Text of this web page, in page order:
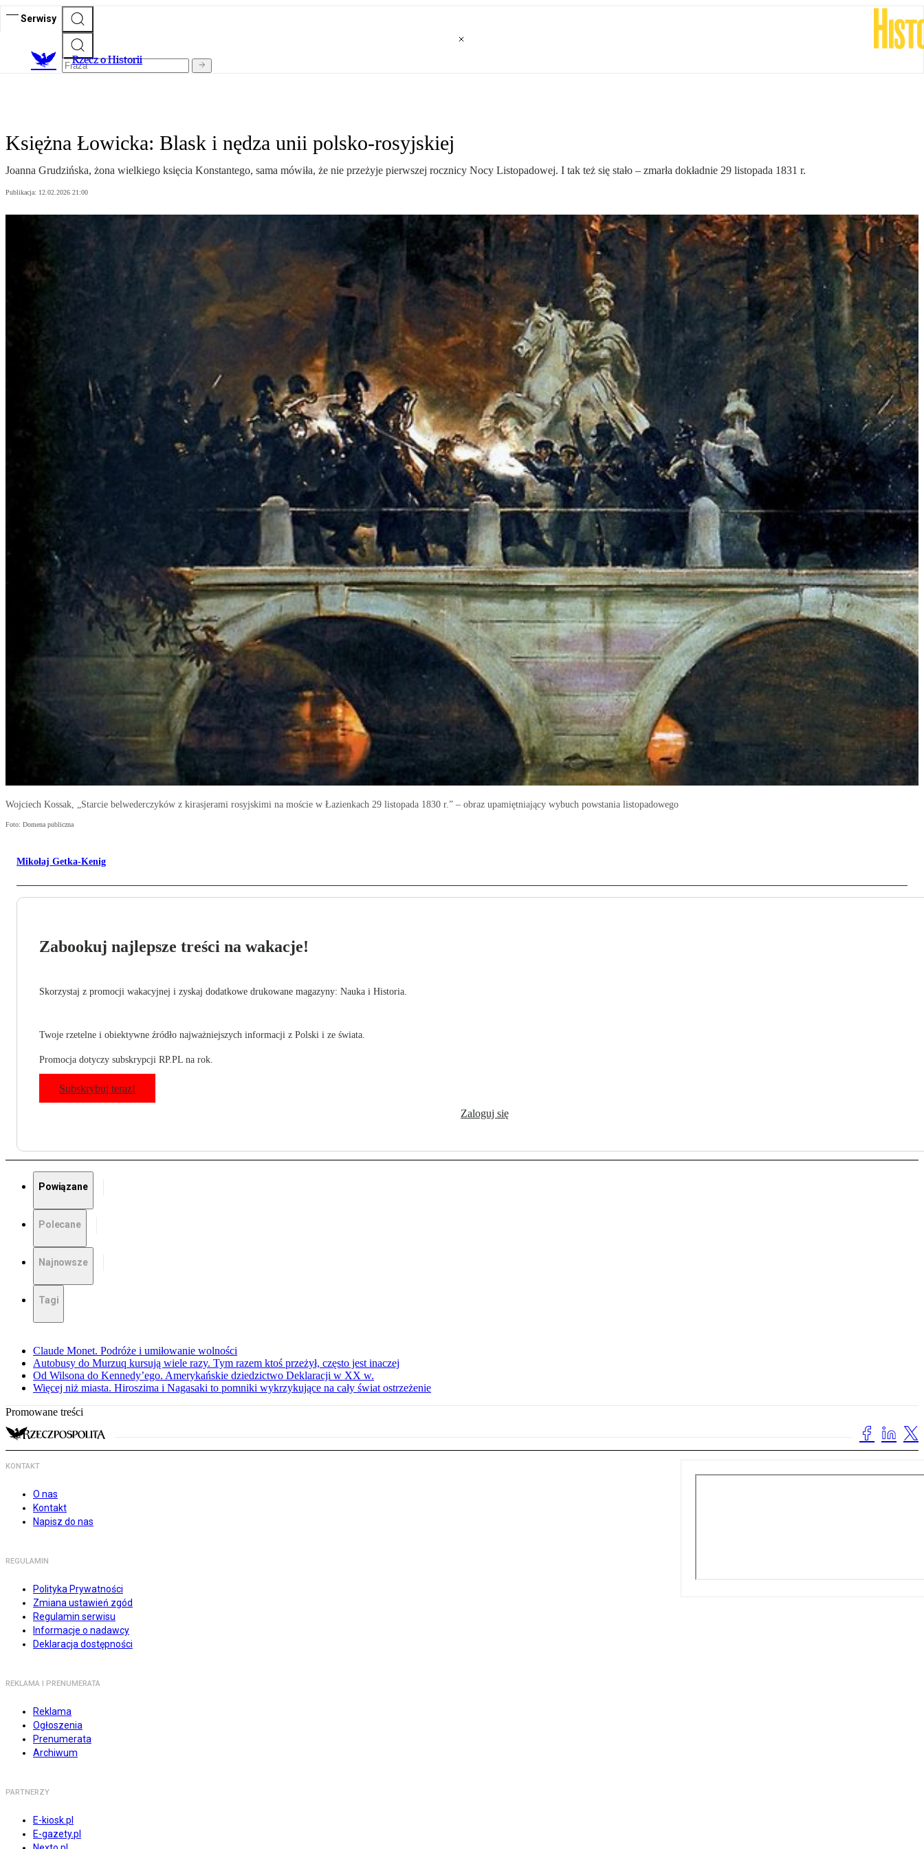
Serwisy
Rzecz o Historii
Księżna Łowicka: Blask i nędza unii polsko-rosyjskiej
Joanna Grudzińska, żona wielkiego księcia Konstantego, sama mówiła, że nie przeżyje pierwszej rocznicy Nocy Listopadowej. I tak też się stało – zmarła dokładnie 29 listopada 1831 r.
Publikacja: 12.02.2026 21:00
Wojciech Kossak, „Starcie belwederczyków z kirasjerami rosyjskimi na moście w Łazienkach 29 listopada 1830 r.” – obraz upamiętniający wybuch powstania listopadowego
Foto: Domena publiczna
Mikołaj Getka-Kenig
Zabookuj najlepsze treści na wakacje!
Skorzystaj z promocji wakacyjnej i zyskaj dodatkowe drukowane magazyny: Nauka i Historia.
Twoje rzetelne i obiektywne źródło najważniejszych informacji z Polski i ze świata.
Promocja dotyczy subskrypcji RP.PL na rok.
Subskrybuj teraz!
Zaloguj się
Powiązane
Polecane
Najnowsze
Tagi
Claude Monet. Podróże i umiłowanie wolności
Autobusy do Murzuq kursują wiele razy. Tym razem ktoś przeżył, często jest inaczej
Od Wilsona do Kennedy’ego. Amerykańskie dziedzictwo Deklaracji w XX w.
Więcej niż miasta. Hiroszima i Nagasaki to pomniki wykrzykujące na cały świat ostrzeżenie
Promowane treści
KONTAKT
O nas
Kontakt
Napisz do nas
REGULAMIN
Polityka Prywatności
Zmiana ustawień zgód
Regulamin serwisu
Informacje o nadawcy
Deklaracja dostępności
REKLAMA I PRENUMERATA
Reklama
Ogłoszenia
Prenumerata
Archiwum
PARTNERZY
E-kiosk.pl
E-gazety.pl